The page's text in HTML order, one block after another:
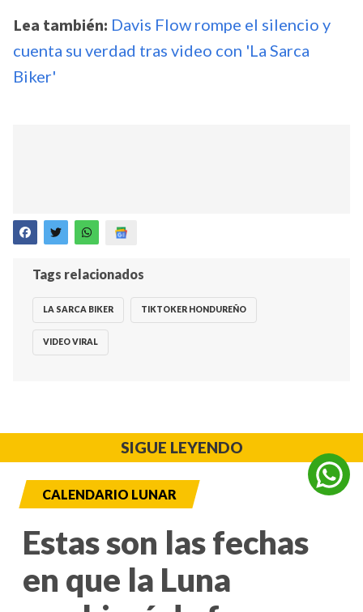
Lea también: Davis Flow rompe el silencio y
cuenta su verdad tras video con 'La Sarca
Biker'
Tags relacionados
LA SARCA BIKER TIKTOKER HONDUREÑO
VIDEO VIRAL
SIGUE LEYENDO
CALENDARIO LUNAR
Estas son las fechas
en que la Luna